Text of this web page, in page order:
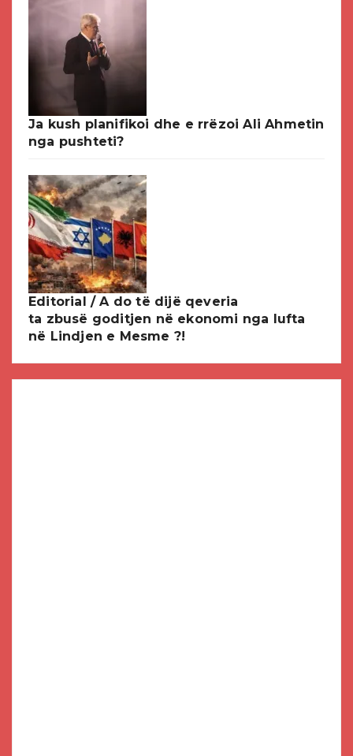
Ja kush planifikoi dhe e rrëzoi Ali Ahmetin
nga pushteti?
Editorial / A do të dijë qeveria
ta zbusë goditjen në ekonomi nga lufta
në Lindjen e Mesme ?!